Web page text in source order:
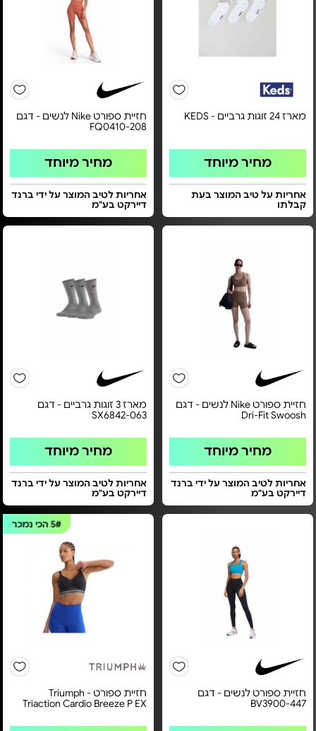
מארז 24 זוגות גרביים - KEDS‏
מחיר מיוחד
אחריות על טיב המוצר בעת
קבלתו
חזיית ספורט Nike לנשים - דגם
FQ0410-208
מחיר מיוחד
אחריות לטיב המוצר על ידי ברנד
דיירקט בע"מ
חזיית ספורט Nike לנשים - דגם
Dri-Fit Swoosh
מחיר מיוחד
אחריות לטיב המוצר על ידי ברנד
דיירקט בע"מ
מארז 3 זוגות גרביים - דגם
SX6842-063
מחיר מיוחד
אחריות לטיב המוצר על ידי ברנד
דיירקט בע"מ
חזיית ספורט לנשים - דגם
BV3900-447
5#הכי נמכר
חזיית ספורט Triumph -
Triaction Cardio Breeze P EX